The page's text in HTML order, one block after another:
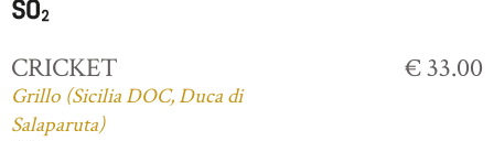
CRICKET
Grillo (Sicilia DOC, Duca di
Salaparuta)
€ 33.00